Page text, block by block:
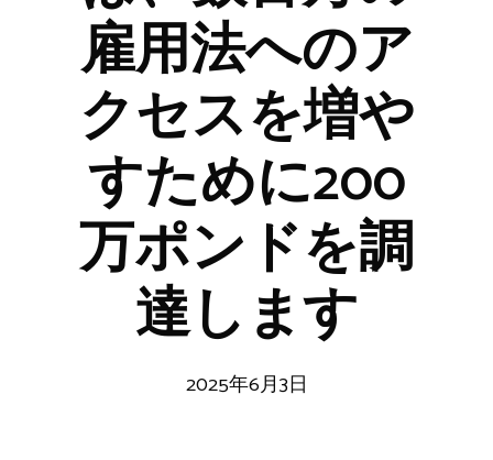
雇用法へのア
クセスを増や
すために200
万ポンドを調
達します
2025年6月3日